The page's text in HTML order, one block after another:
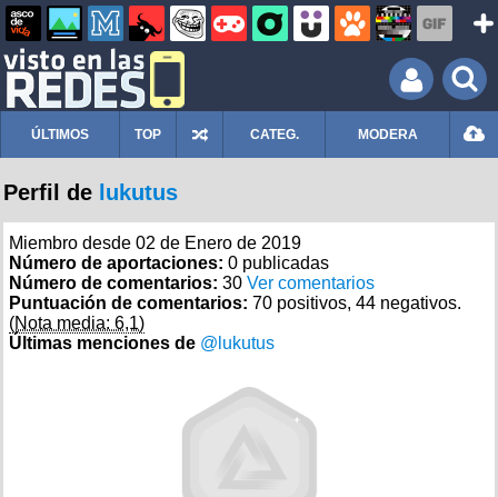
ÚLTIMOS TOP CATEG. MODERA
Perfil de lukutus
Miembro desde 02 de Enero de 2019
Número de aportaciones: 0 publicadas
Número de comentarios: 30 Ver comentarios
Puntuación de comentarios: 70 positivos, 44 negativos.
(Nota media: 6,1)
Últimas menciones de @lukutus